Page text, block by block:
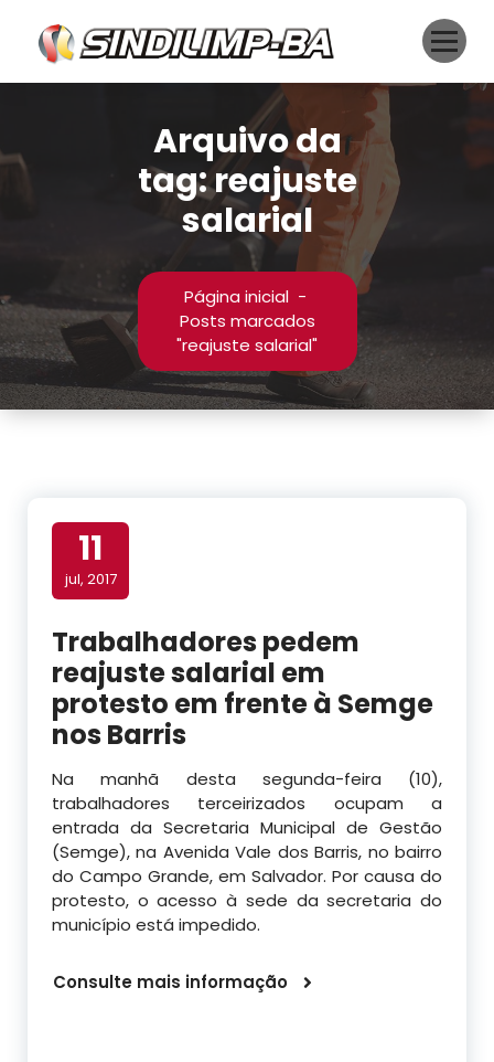
conteúdo
Arquivo da
tag: reajuste
salarial
Página inicial-
Posts marcados
"reajuste salarial"
11
jul, 2017
Trabalhadores pedem
reajuste salarial em
protesto em frente à Semge
nos Barris
Na manhã desta segunda-feira (10),
trabalhadores terceirizados ocupam a
entrada da Secretaria Municipal de Gestão
(Semge), na Avenida Vale dos Barris, no bairro
do Campo Grande, em Salvador. Por causa do
protesto, o acesso à sede da secretaria do
município está impedido.
Consulte mais informação